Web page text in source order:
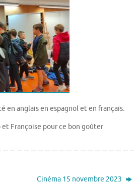
en anglais en espagnol et en français.
et Françoise pour ce bon goûter
Cinéma 15 novembre 2023